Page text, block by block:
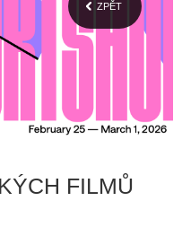
ZPĚT
FILMŮ